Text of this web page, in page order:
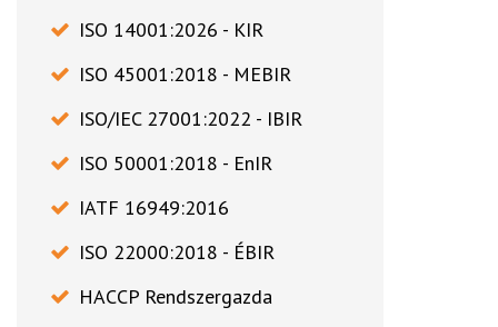
ISO 14001:2026 - KIR
ISO 45001:2018 - MEBIR
ISO/IEC 27001:2022 - IBIR
ISO 50001:2018 - EnIR
IATF 16949:2016
ISO 22000:2018 - ÉBIR
HACCP Rendszergazda